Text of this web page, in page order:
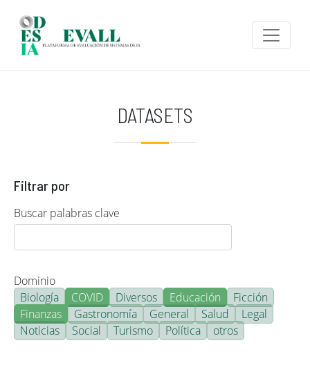
DATASETS
Filtrar por
Buscar palabras clave
Dominio
Biología
COVID Diversos Educación
Ficción
Finanzas
Gastronomía General Salud
Legal
Noticias
Social Turismo Política otros